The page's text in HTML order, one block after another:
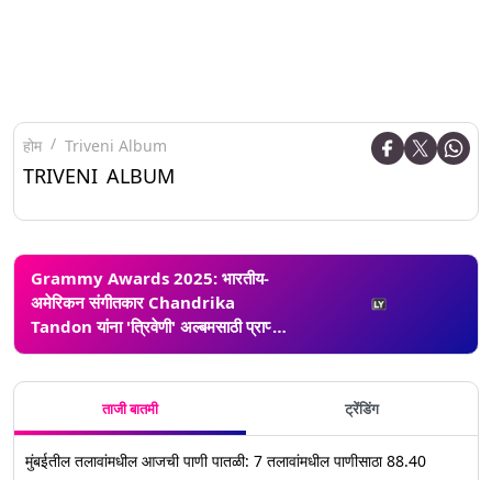
होम Triveni Album
TRIVENI ALBUM
Grammy Awards 2025: भारतीय-
अमेरिकन संगीतकार Chandrika
Tandon यांना 'त्रिवेणी' अल्बमसाठी प्राप्त
झाला प्रतिष्ठित ग्रॅमी पुरस्कार (Video)
ताजी बातमी ट्रेंडिंग
मुंबईतील तलावांमधील आजची पाणी पातळी: 7 तलावांमधील पाणीसाठा 88.40